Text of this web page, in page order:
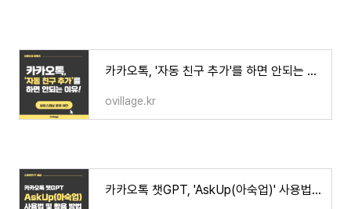
카카오톡, '자동 친구 추가'를 하면 안되는 이유!(보이스피싱 문자 차단)
ovillage.kr
카카오톡 챗GPT, 'AskUp(아숙업)' 사용법 및 활용 방법